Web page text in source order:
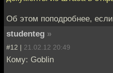
Об этом поподробнее,
studenteg »
#12 | 21.02.12 20:49
Кому: Goblin